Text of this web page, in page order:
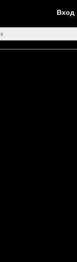
Вход